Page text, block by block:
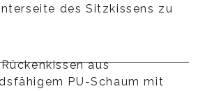
des Sitzkissens zu
aus
PU-Schaum mit